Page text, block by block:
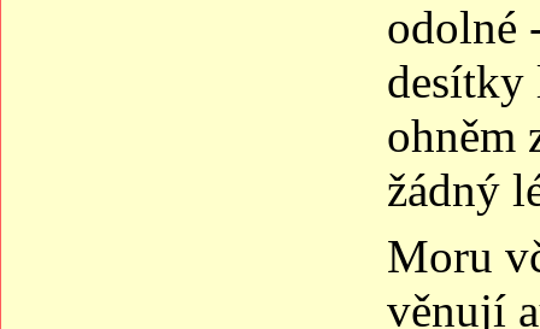
odolné
desítky
ohněm
žádný
Moru
věnují